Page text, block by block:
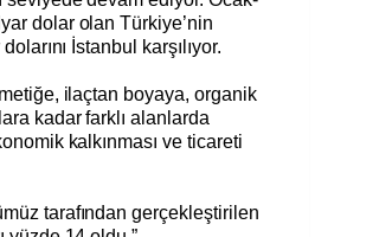
dolar olan Türkiye’nin
İstanbul karşılıyor.
ilaçtan boyaya, organik
kadar farklı alanlarda
kalkınması ve ticareti
tarafından gerçekleştirilen